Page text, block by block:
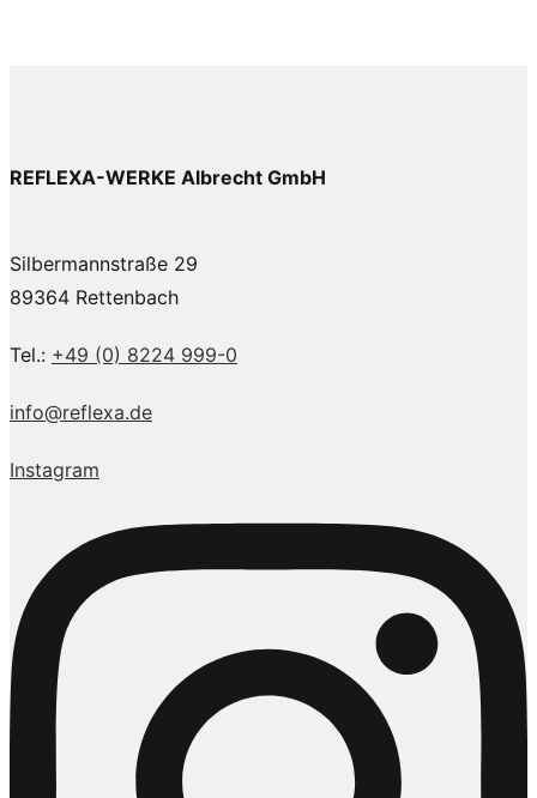
REFLEXA-WERKE Albrecht GmbH
Silbermannstraße 29
89364 Rettenbach
Tel.: +49 (0) 8224 999-0
info@reflexa.de
Instagram